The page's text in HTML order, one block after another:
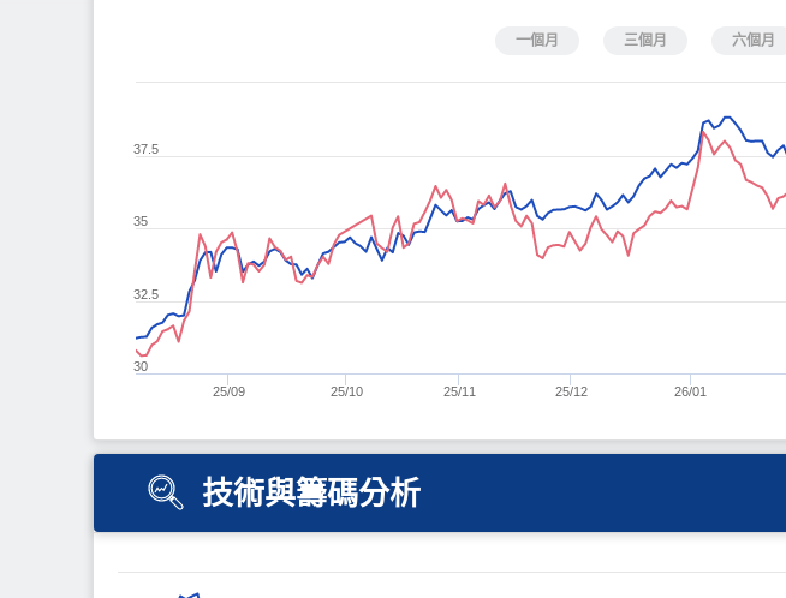
一個月 三個月 六個月
25/09 25/10 25/11 25/12 26/01
30
32.5
35
37.5
技術與籌碼分析